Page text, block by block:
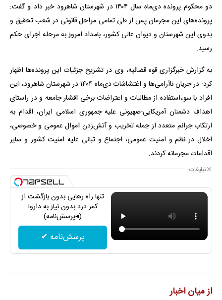
دو محکوم پرونده دی‌ماه سال ۱۴۰۴ در شهرستان شاهرود خبر داد و گفت:
پرونده‌های این مجرمان پس از طی تمامی مراحل قانونی در شعب تحقیق و
بدوی این شهرستان و دیوان عالی کشور، بامداد امروز به مرحله اجرای حکم
رسید.
به گزارش خبرگزاری قوه قضائیه، وی در تشریح جزئیات این پرونده‌ها اظهار
کرد: در جریان ناآرامی‌ها و اغتشاشات دی‌ماه ۱۴۰۴ در شهرستان شاهرود، این
افراد با سوءاستفاده از مطالبات و اعتراضات برخی اقشار جامعه و در راستای
اهداف دشمنان آمریکایی-صهیونی علیه جمهوری اسلامی ایران، اقدام به
ارتکاب جرائم متعدد از جمله تخریب و آتش‌زدن اموال عمومی و خصوصی،
اخلال در نظم و امنیت عمومی، اجتماع و تبانی علیه امنیت کشور و سایر
اقدامات مجرمانه کردند.
تبلیغات
تنها راه رهایی بدون بازگشت از
کمر درد بدون نیاز به دارو!
(◂پرسش‌نامه)
پرسش‌نامه ✔
از میان اخبار